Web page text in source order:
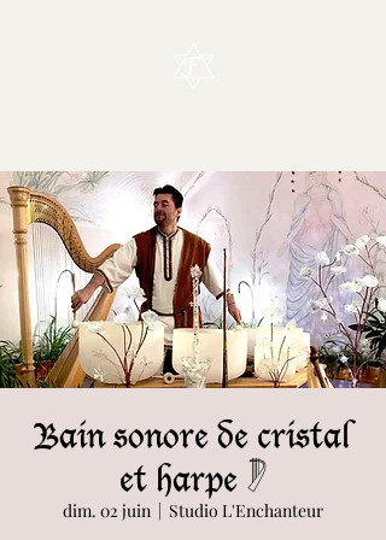
Bain sonore de cristal
et harpe 𓏢
dim. 02 juin
  |
Studio L'Enchanteur